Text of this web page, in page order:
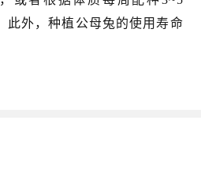
此外，种植公母兔的使用寿命